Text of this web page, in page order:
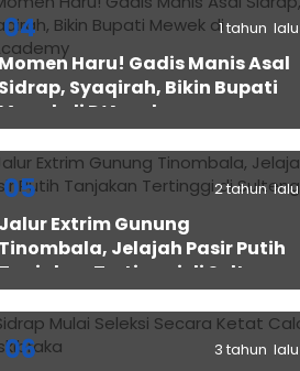
04 1 tahun lalu
Momen Haru! Gadis Manis Asal
Sidrap, Syaqirah, Bikin Bupati
Mewek di D’Academy​
05 2 tahun lalu
Jalur Extrim Gunung
Tinombala, Jelajah Pasir Putih
Tanjakan Tertinggi di Sulteng
06 3 tahun lalu